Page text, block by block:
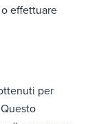
effettuare
per